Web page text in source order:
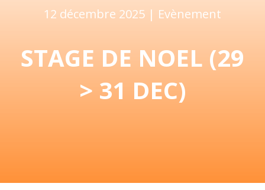
12 décembre 2025 | Evènement
STAGE DE NOEL (29
> 31 DEC)